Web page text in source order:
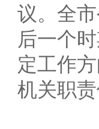
议。全
后一个
定工作
机关职责